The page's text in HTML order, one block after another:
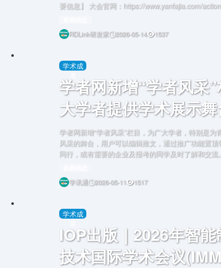
要信息】 大会官网：https://www.yanfajia.com/action/p/
RDLink研发家 2026-05-14 1537
学术成
学者网新增“学者风采
大学者提供学术展示
学者网新增“学者风采”栏目，为广大学者，特别是为
风采的舞台，用户可以编辑推文，通过推广功能置顶
同行，或有需要的企业及报考的同学及时了解和交
学讯通 2026-05-11 1517
学术成
IOP出版｜2026年智
技术国际学术会议